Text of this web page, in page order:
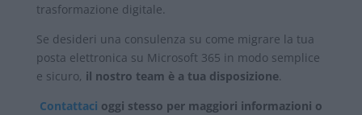
trasformazione digitale.
Se desideri una consulenza su come migrare la tua
posta elettronica su Microsoft 365 in modo semplice
e sicuro, il nostro team è a tua disposizione.
Contattaci oggi stesso per maggiori informazioni o